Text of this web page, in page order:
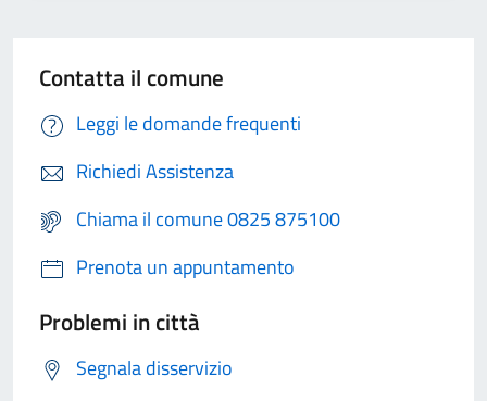
Contatta il comune
Leggi le domande frequenti
Richiedi Assistenza
Chiama il comune 0825 875100
Prenota un appuntamento
Problemi in città
Segnala disservizio